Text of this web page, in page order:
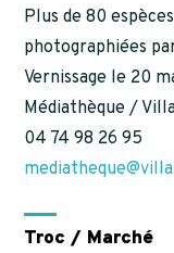
Plus de 80
photographiées
Vernissage le 20
Médiathèque /
04 74 98 26 95
Troc / Marché